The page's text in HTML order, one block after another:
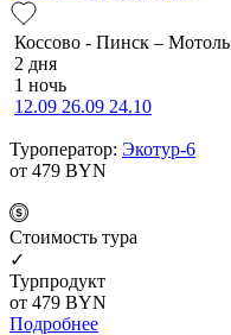
Коссово - Пинск – Мотоль
2 дня
1 ночь
12.09 26.09 24.10
Туроператор: Экотур-6
от 479 BYN
Cтоимость тура
✓
Турпродукт
от 479 BYN
Подробнее